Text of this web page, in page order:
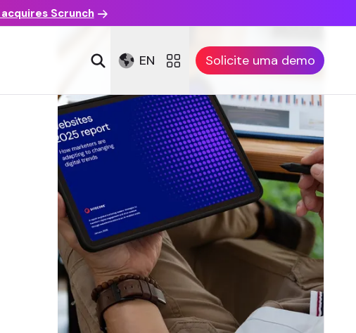
Scrunch
EN Solicite uma demo